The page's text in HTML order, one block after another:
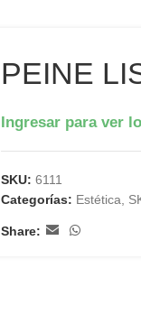
PEINE
Ingresar para ver
SKU: 6111
Categorías: Estética
Share: